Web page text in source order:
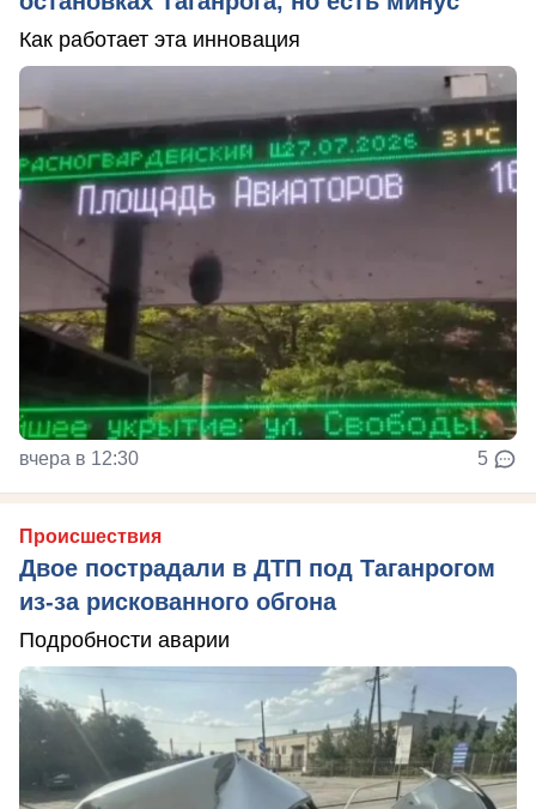
Как работает эта инновация
вчера в 12:30 5
Происшествия
Двое пострадали в ДТП под Таганрогом
из-за рискованного обгона
Подробности аварии